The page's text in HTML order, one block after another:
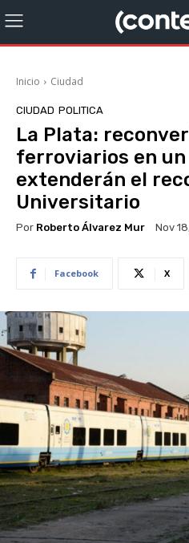
Inicio Ciudad
CIUDAD POLITICA
La Plata:
ferroviarios en
extenderán el
Universitario
Por Roberto Álvarez Mur Nov
Facebook X